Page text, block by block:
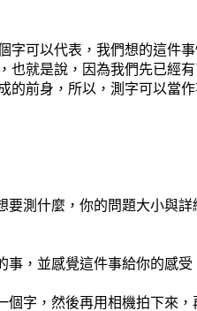
字可以代表，我們想的這件
也就是說，因為我們先已經
的前身，所以，測字可以當作
要測什麼，你的問題大小與
事，並感覺這件事給你的感受
個字，然後再用相機拍下來